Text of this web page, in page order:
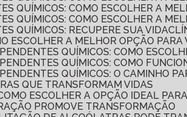
QUÍMICOS: COMO ESCOLHER A
QUÍMICOS: COMO ESCOLHER A
QUÍMICOS: RECUPERE SUA VIDA
ESCOLHER A MELHOR OPÇÃO PARA
QUÍMICOS: COMO
QUÍMICOS: COMO
QUÍMICOS: O CAMINHO
QUE TRANSFORMAM VIDAS
ESCOLHER A OPÇÃO IDEAL
PROMOVE TRANSFORMAÇÃO